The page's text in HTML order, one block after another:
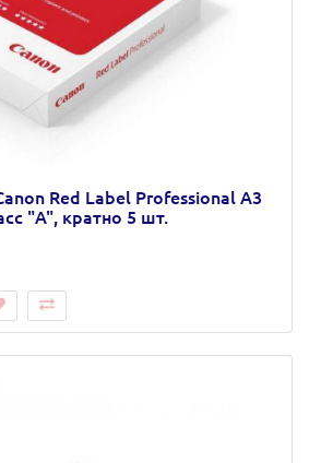
Red Label Professional А3
"A", кратно 5 шт.